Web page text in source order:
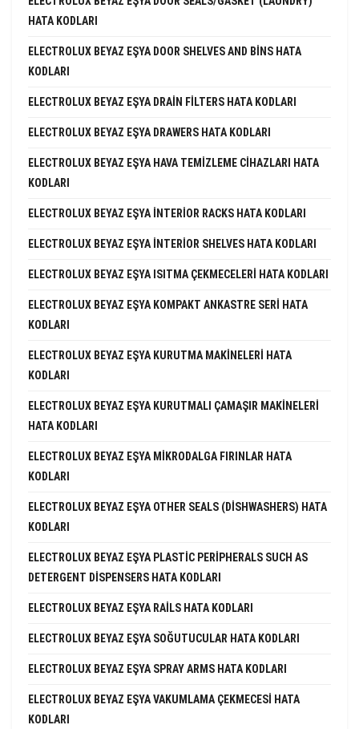
HATA KODLARI
ELECTROLUX BEYAZ EŞYA DOOR SHELVES AND BINS HATA
KODLARI
ELECTROLUX BEYAZ EŞYA DRAIN FILTERS HATA KODLARI
ELECTROLUX BEYAZ EŞYA DRAWERS HATA KODLARI
ELECTROLUX BEYAZ EŞYA HAVA TEMIZLEME CIHAZLARI HATA
KODLARI
ELECTROLUX BEYAZ EŞYA INTERIOR RACKS HATA KODLARI
ELECTROLUX BEYAZ EŞYA INTERIOR SHELVES HATA KODLARI
ELECTROLUX BEYAZ EŞYA ISITMA ÇEKMECELERI HATA KODLARI
ELECTROLUX BEYAZ EŞYA KOMPAKT ANKASTRE SERI HATA
KODLARI
ELECTROLUX BEYAZ EŞYA KURUTMA MAKINELERI HATA
KODLARI
ELECTROLUX BEYAZ EŞYA KURUTMALI ÇAMAŞIR MAKINELERI
HATA KODLARI
ELECTROLUX BEYAZ EŞYA MIKRODALGA FIRINLAR HATA
KODLARI
ELECTROLUX BEYAZ EŞYA OTHER SEALS (DISHWASHERS) HATA
KODLARI
ELECTROLUX BEYAZ EŞYA PLASTIC PERIPHERALS SUCH AS
DETERGENT DISPENSERS HATA KODLARI
ELECTROLUX BEYAZ EŞYA RAILS HATA KODLARI
ELECTROLUX BEYAZ EŞYA SOĞUTUCULAR HATA KODLARI
ELECTROLUX BEYAZ EŞYA SPRAY ARMS HATA KODLARI
ELECTROLUX BEYAZ EŞYA VAKUMLAMA ÇEKMECESI HATA
KODLARI